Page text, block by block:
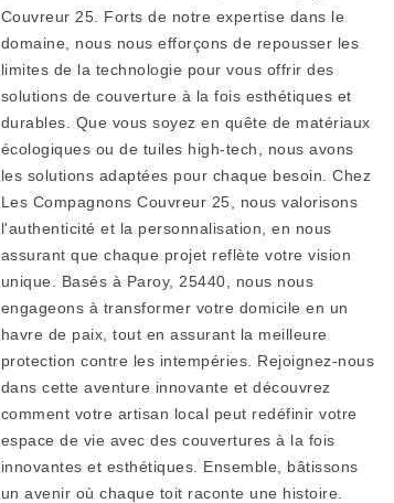
Couvreur 25. Forts de notre expertise dans le
domaine, nous nous efforçons de repousser les
limites de la technologie pour vous offrir des
solutions de couverture à la fois esthétiques et
durables. Que vous soyez en quête de matériaux
écologiques ou de tuiles high-tech, nous avons
les solutions adaptées pour chaque besoin. Chez
Les Compagnons Couvreur 25, nous valorisons
l'authenticité et la personnalisation, en nous
assurant que chaque projet reflète votre vision
unique. Basés à Paroy, 25440, nous nous
engageons à transformer votre domicile en un
havre de paix, tout en assurant la meilleure
protection contre les intempéries. Rejoignez-nous
dans cette aventure innovante et découvrez
comment votre artisan local peut redéfinir votre
espace de vie avec des couvertures à la fois
innovantes et esthétiques. Ensemble, bâtissons
un avenir où chaque toit raconte une histoire.